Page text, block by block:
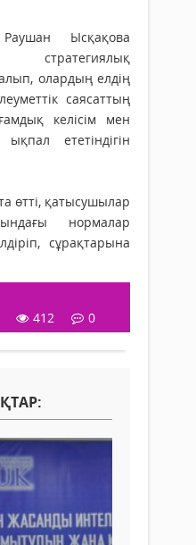
Ысқақова
олардың елдің
саясаттың
келісім мен
ететіндігін
өтті, қатысушылар
нормалар
сұрақтарына
412 0